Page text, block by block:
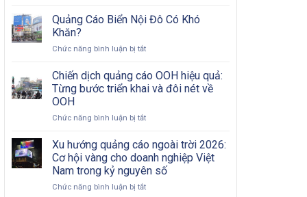
Hình
Trời:
Khảo
Các
A
Z
Quảng Cáo Biển Nội Đô Có Khó
Khăn?
Chức năng bình luận bị tắtở
Cáo
Biển
Nội
Có
Khăn?
Chiến dịch quảng cáo OOH hiệu quả:
Từng bước triển khai và đôi nét về
OOH
Chức năng bình luận bị tắtở
dịch
quảng
cáo
OOH
hiệu
Xu hướng quảng cáo ngoài trời 2026:
Cơ hội vàng cho doanh nghiệp Việt
Nam trong kỷ nguyên số
Chức năng bình luận bị tắtở